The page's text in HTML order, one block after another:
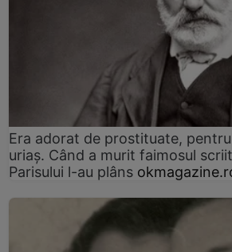
Era adorat de prostituate,
uriaș. Când a murit faimosul
Parisului l-au plâns